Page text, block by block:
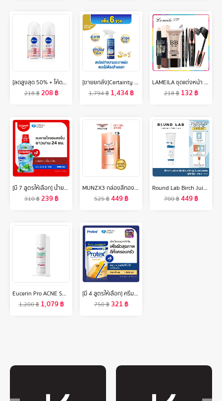
[ลดสูงสุด 50% + โค้ดลดเพิ่ม 20%]นีเวีย เอ็กซ์ตร้า ไบรท์ พรีเมียม ฟราแกรนซ์ เวลเว็ท โรแมนซ์ พีโอนี โรลออน 50มล. 2 ชิ้น NIVEA
218฿208฿
[ขายยกลัง]Certainty สเปรย์ทำความสะอาดผิวแบบไม่ต้องล้างออกเซอร์เทนตี้ ขนาด 350 ML. x6 ขวด
1,794฿ 1,434฿
LAMEILA ชุดแต่งหน้า BB Cream Mascara Liquid Eyeliner ดินสอเขียนคิ้ว Contour Stick 5ชิ้น Set
218฿ 132฿
[มี 7 สูตรให้เลือก] น้ำยาบ้วนปาก คอลเกต น้ำยาบ้วนปาก 500 มล. รวม 2 ขวด [Available in 8 variants] Colgate Plax Mouthwash Mouthwash 500ml Total 2 Bottles
310฿239฿
MUNZX3 กล่องสีทอง โปรโมชั่น1กล่องใหม่ (10 แคปซูล ) 1 กล่อง อาหารเสริมสำหรับผู้ชาย
525฿449฿
Round Lab Birch Juice Moisturizing Sunscreen SPF50+ PA++++
700฿449฿
Eucerin Pro ACNE SOLUTION TRIPLE EFFECT SERUM 40 ML ยูเซอริน โปร แอคเน่ โซลูชั่น ทริปเปิล เอฟเฟค เซรั่ม 40มล.
1,200฿ 1,079฿
[มี 4 สูตรให้เลือก] ครีมอาบน้ำโพรเทคส์ 400 มล. ช่วยลดการสะสมของแบคทีเรีย ถุงเติม 6 ถุง (ครีมอาบน้ำ) Protex Shower Cream 400ml Total 6 Packs (Shower Cream)
750฿ 321 ฿